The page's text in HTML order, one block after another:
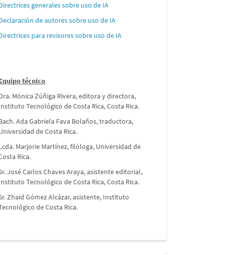
generales sobre uso de IA
de autores sobre uso de IA
para revisores sobre uso de IA
técnico
Mónica Zúñiga Rivera, editora y directora,
Tecnológico de Costa Rica, Costa Rica.
Ada Gabriela Fava Bolaños, traductora,
de Costa Rica.
Marjorie Martínez, filóloga, Universidad de
Rica.
José Carlos Chaves Araya, asistente editorial,
Tecnológico de Costa Rica, Costa Rica.
Zhaid Gómez Alcázar, asistente, Instituto
de Costa Rica.